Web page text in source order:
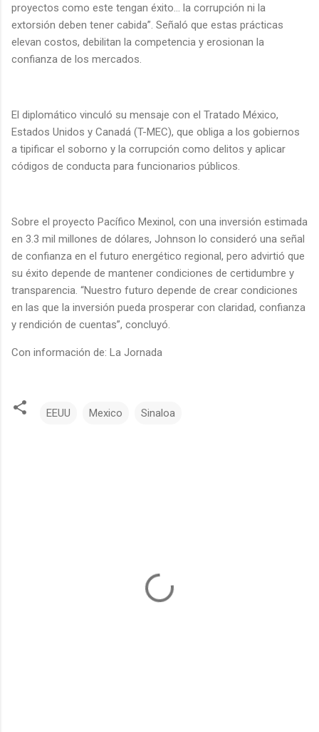
proyectos como este tengan éxito… la corrupción ni la
extorsión deben tener cabida”. Señaló que estas prácticas
elevan costos, debilitan la competencia y erosionan la
confianza de los mercados.
El diplomático vinculó su mensaje con el Tratado México,
Estados Unidos y Canadá (T-MEC), que obliga a los gobiernos
a tipificar el soborno y la corrupción como delitos y aplicar
códigos de conducta para funcionarios públicos.
Sobre el proyecto Pacífico Mexinol, con una inversión estimada
en 3.3 mil millones de dólares, Johnson lo consideró una señal
de confianza en el futuro energético regional, pero advirtió que
su éxito depende de mantener condiciones de certidumbre y
transparencia. “Nuestro futuro depende de crear condiciones
en las que la inversión pueda prosperar con claridad, confianza
y rendición de cuentas”, concluyó.
Con información de: La Jornada
EEUU Mexico Sinaloa